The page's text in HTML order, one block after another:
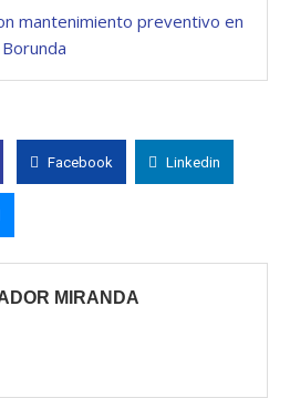
mantenimiento preventivo en
Facebook Linkedin
MIRANDA